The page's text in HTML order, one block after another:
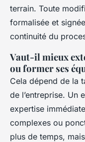
terrain. Toute
formalisée et
continuité du
Vaut-il mieux
ou former ses
Cela dépend de la
de l’entreprise. Un
expertise
complexes ou
plus de temps,